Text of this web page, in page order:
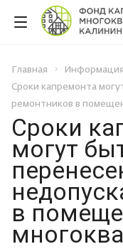
Главная Информация
Сроки капремонта
ремонтников в
Сроки
могут
в